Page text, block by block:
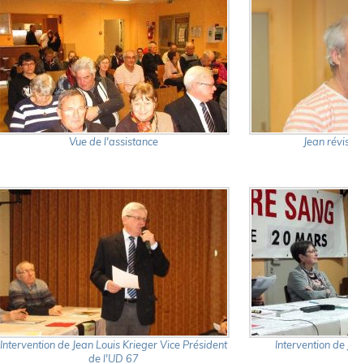
Vue de l'assistance Jean
Intervention de Jean Louis Krieger Vice Président
de l'UD 67
Intervention